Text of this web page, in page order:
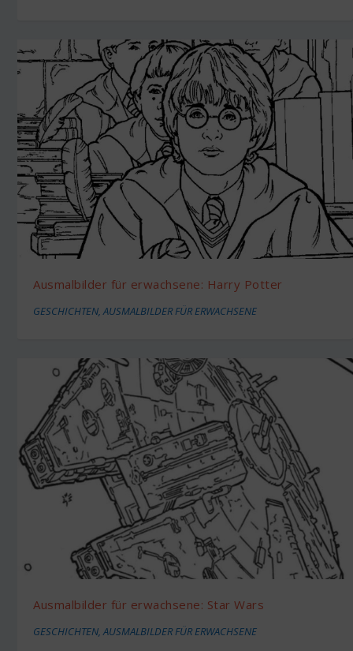
Ausmalbilder für erwachsene: Harry Potter
GESCHICHTEN ,AUSMALBILDER FÜR ERWACHSENE
Ausmalbilder für erwachsene: Star Wars
GESCHICHTEN,AUSMALBILDER FÜR ERWACHSENE